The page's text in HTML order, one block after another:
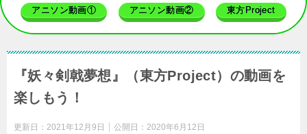
アニソン動画① アニソン動画② 東方Project
『妖々剣戟夢想』（東方Project）の動画を
楽しもう！
更新日： 2021年12月9日 公開日： 2020年6月12日